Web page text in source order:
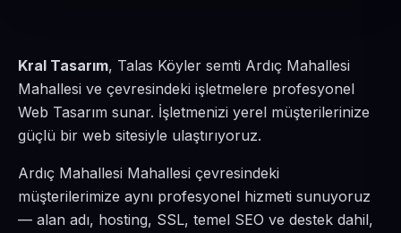
Kral Tasarım, Talas Köyler semti Ardıç Mahallesi
Mahallesi ve çevresindeki işletmelere profesyonel
Web Tasarım sunar. İşletmenizi yerel müşterilerinize
güçlü bir web sitesiyle ulaştırıyoruz.
Ardıç Mahallesi Mahallesi çevresindeki
müşterilerimize aynı profesyonel hizmeti sunuyoruz
— alan adı, hosting, SSL, temel SEO ve destek dahil,